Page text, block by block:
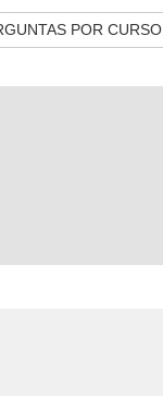
POR CURSO